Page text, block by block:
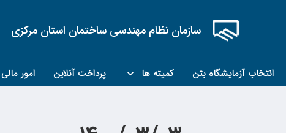
سازمان نظام مهندسی ساختمان استان مرکزی
انتخاب آزمایشگاه بتن کمیته ها پرداخت آنلاین امور مالی